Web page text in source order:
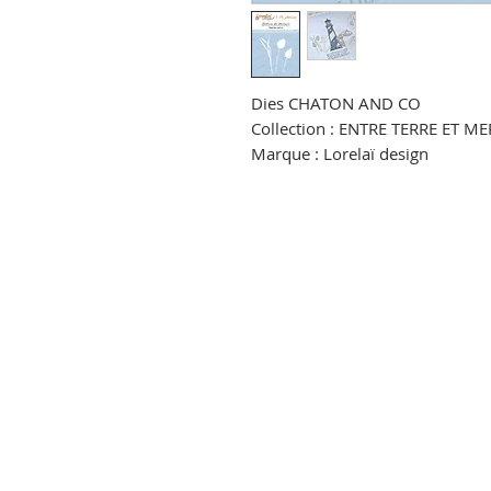
Dies CHATON AND CO
Collection : ENTRE TERRE ET
Marque : Lorelaï design